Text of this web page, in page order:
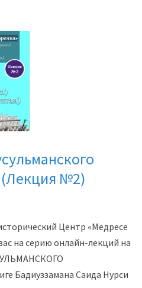
(Лекция №2)
Центр «Медресе
на серию онлайн-лекций на
Бадиуззамана Саида Нурси